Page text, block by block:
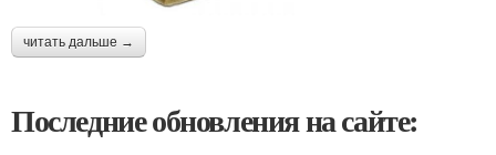
читать дальше →
Последние обновления на сайте: